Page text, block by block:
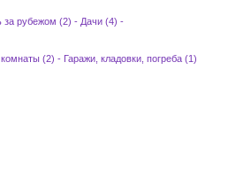
за рубежом (2) - Дачи (4) -
(2) - Гаражи, кладовки, погреба (1)